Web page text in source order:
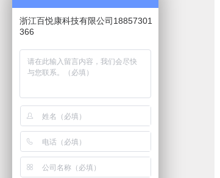
浙江百悦康科技有限公司18857301
366